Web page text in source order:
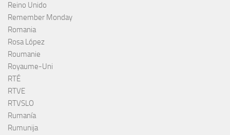
Reino Unido
Remember Monday
Romania
Rosa López
Roumanie
Royaume-Uni
RTÉ
RTVE
RTVSLO
Rumanía
Rumunija